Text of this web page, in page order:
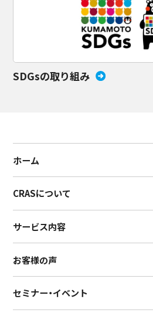
SDGsの取り組み
ホーム
CRASについて
サービス内容
お客様の声
セミナー・イベント